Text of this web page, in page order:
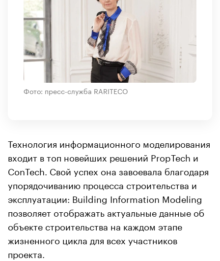
Фото: пресс-служба RARITECO
Технология информационного моделирования
входит в топ новейших решений PropTech и
ConTech. Свой успех она завоевала благодаря
упорядочиванию процесса строительства и
эксплуатации: Building Information Modeling
позволяет отображать актуальные данные об
объекте строительства на каждом этапе
жизненного цикла для всех участников
проекта.